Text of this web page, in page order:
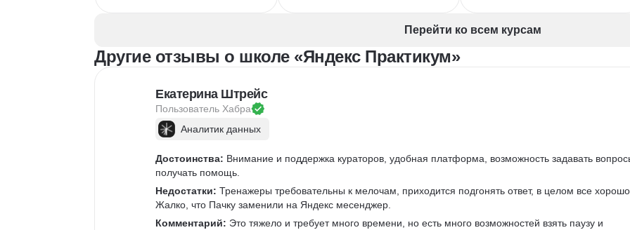
Рекрутмент
HR-бренд
Exit-интервью
Управление персоналом
Employee Journey Map
Подбор специалистов
Подбор специалистов
Оценка hard skills
HR-бренд
Решение конфликтов
Воронка подбора
Адаптация персонала
Топ менеджмент
Перейти ко всем курсам
Другие отзывы о школе «Яндекс Практикум»
Екатерина Штрейс
Пользователь Хабра
Аналитик данных
Достоинства: Внимание и поддержка кураторов, удобная платформа, возможность задавать
получать помощь.
Недостатки: Тренажеры требовательны к мелочам, приходится подгонять ответ, в целом все хорошо.
Жалко, что Пачку заменили на Яндекс месенджер.
Комментарий: Это тяжело и требует много времени, но есть много возможностей взять паузу и